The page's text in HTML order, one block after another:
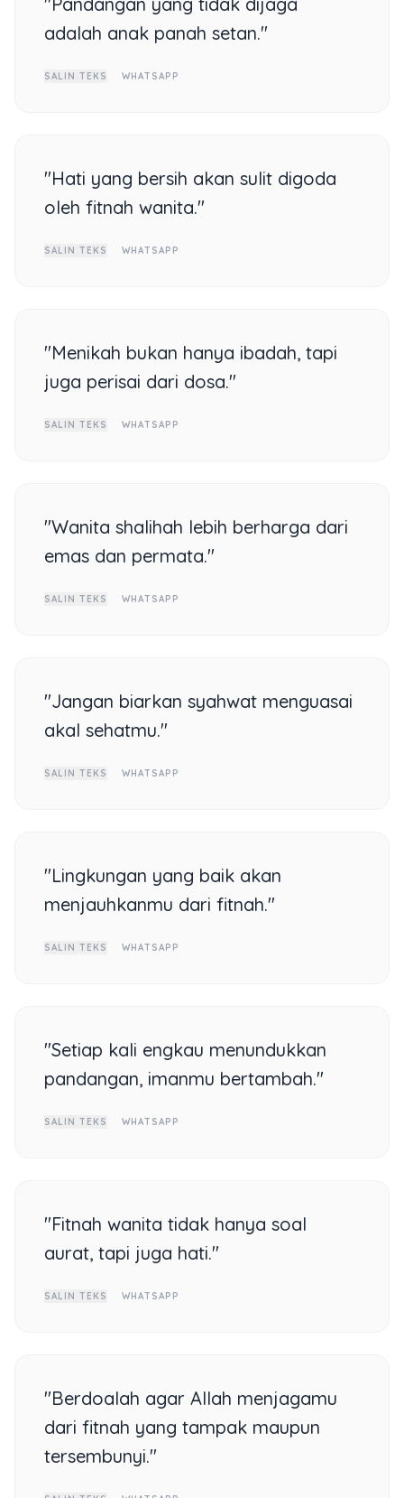
adalah anak panah setan."
SALIN TEKS WHATSAPP
"Hati yang bersih akan sulit digoda
oleh fitnah wanita."
SALIN TEKS WHATSAPP
"Menikah bukan hanya ibadah, tapi
juga perisai dari dosa."
SALIN TEKS WHATSAPP
"Wanita shalihah lebih berharga dari
emas dan permata."
SALIN TEKS WHATSAPP
"Jangan biarkan syahwat menguasai
akal sehatmu."
SALIN TEKS WHATSAPP
"Lingkungan yang baik akan
menjauhkanmu dari fitnah."
SALIN TEKS WHATSAPP
"Setiap kali engkau menundukkan
pandangan, imanmu bertambah."
SALIN TEKS WHATSAPP
"Fitnah wanita tidak hanya soal
aurat, tapi juga hati."
SALIN TEKS WHATSAPP
"Berdoalah agar Allah menjagamu
dari fitnah yang tampak maupun
tersembunyi."